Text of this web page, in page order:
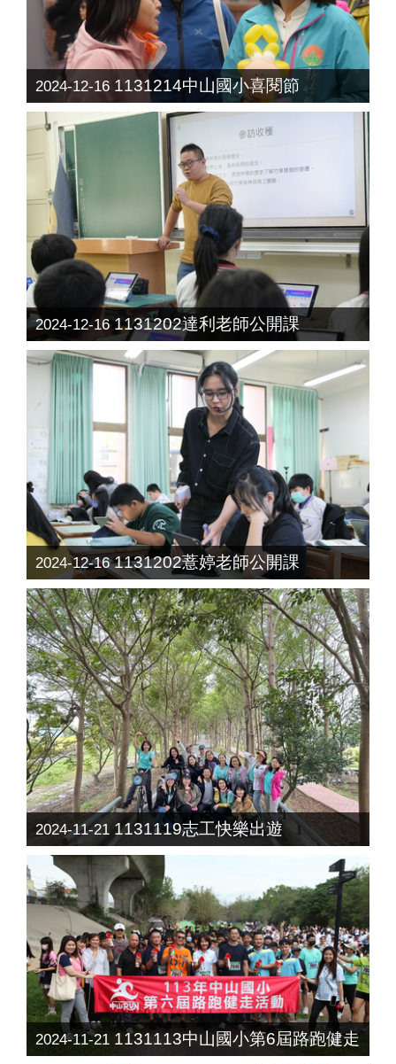
2024-12-16 1131214中山國小喜閱節
2024-12-161131202達利老師公開課
2024-12-161131202薏婷老師公開課
2024-11-21 1131119志工快樂出遊
2024-11-21 1131113中山國小第6屆路跑健走